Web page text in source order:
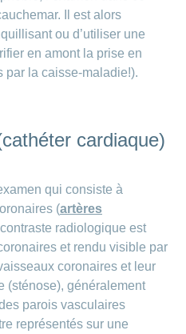
Il est alors
ou d’utiliser une
en amont la prise en
par la caisse-maladie!).
cardiaque)
qui consiste à
(artères
radiologique est
et rendu visible par
coronaires et leur
(sténose), généralement
parois vasculaires
représentés sur une